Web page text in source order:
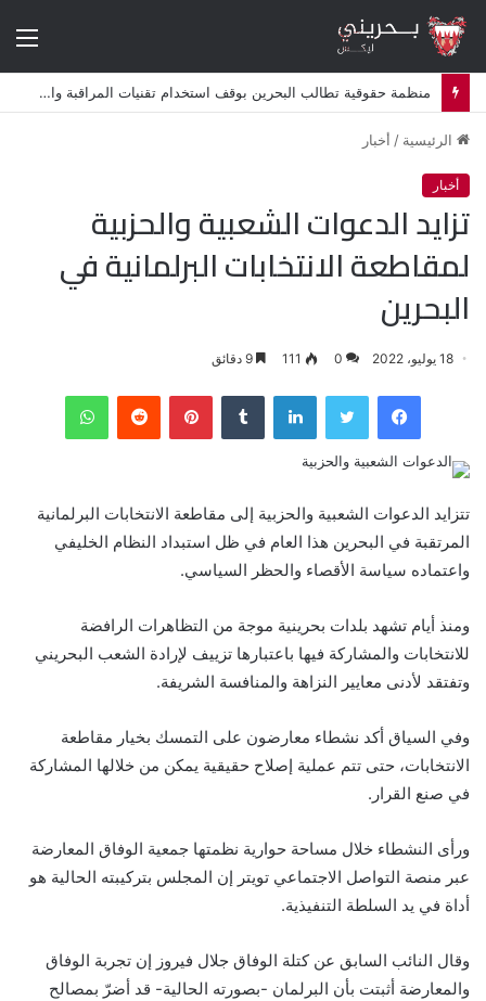
منظمة حقوقية تطالب البحرين بوقف استخدام تقنيات المراقبة والتجسس
الرئيسية / أخبار
أخبار
تزايد الدعوات الشعبية والحزبية
لمقاطعة الانتخابات البرلمانية في
البحرين
18 يوليو، 2022 0
111
فيسبوك لينكدإن بينتيريست
تتزايد الدعوات الشعبية والحزبية إلى مقاطعة الانتخابات البرلمانية
المرتقبة في البحرين هذا العام في ظل استبداد النظام الخليفي
واعتماده سياسة الأقصاء والحظر السياسي.
ومنذ أيام تشهد بلدات بحرينية موجة من التظاهرات الرافضة
للانتخابات والمشاركة فيها باعتبارها تزييف لإرادة الشعب البحريني
وتفتقد لأدنى معايير النزاهة والمنافسة الشريفة.
وفي السياق أكد نشطاء معارضون على التمسك بخيار مقاطعة
الانتخابات، حتى تتم عملية إصلاح حقيقية يمكن من خلالها المشاركة
في صنع القرار.
ورأى النشطاء خلال مساحة حوارية نظمتها جمعية الوفاق المعارضة
عبر منصة التواصل الاجتماعي تويتر إن المجلس بتركيبته الحالية هو
أداة في يد السلطة التنفيذية.
وقال النائب السابق عن كتلة الوفاق جلال فيروز إن تجربة الوفاق
والمعارضة أثبتت بأن البرلمان -بصورته الحالية- قد أضرّ بمصالح